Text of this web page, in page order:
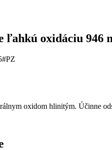
ľahkú oxidáciu 946
oxidom hlinitým. Účinne